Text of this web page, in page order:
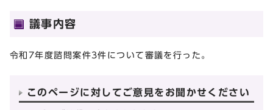
議事内容
令和7年度諮問案件3件について審議を行った。
このページに対してご意見をお聞かせください